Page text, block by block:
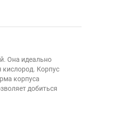
Она идеально
кислород. Корпус
корпуса
добиться